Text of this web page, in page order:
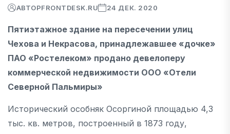
АВТОРFRONTDESK.RU 24 ДЕК. 2020
Пятиэтажное здание на пересечении улиц
Чехова и Некрасова, принадлежавшее «дочке»
ПАО «Ростелеком» продано девелоперу
коммерческой недвижимости ООО «Отели
Северной Пальмиры»
Исторический особняк Осоргиной площадью 4,3
тыс. кв. метров, построенный в 1873 году,